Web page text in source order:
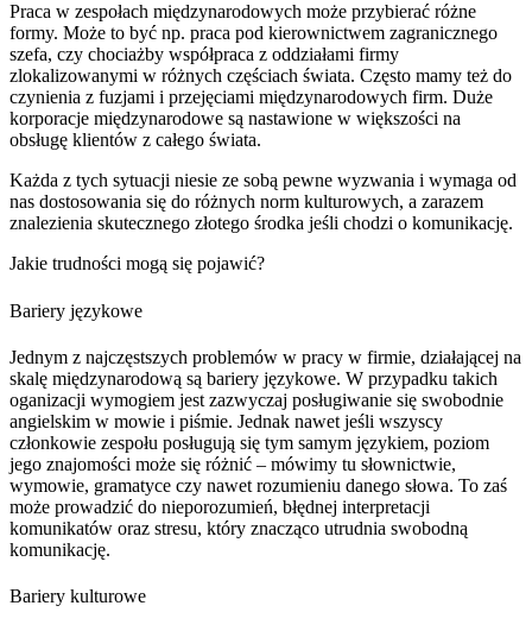
Praca w zespołach międzynarodowych może przybierać różne
formy. Może to być np. praca pod kierownictwem zagranicznego
szefa, czy chociażby współpraca z oddziałami firmy
zlokalizowanymi w różnych częściach świata. Często mamy też do
czynienia z fuzjami i przejęciami międzynarodowych firm. Duże
korporacje międzynarodowe są nastawione w większości na
obsługę klientów z całego świata.
Każda z tych sytuacji niesie ze sobą pewne wyzwania i wymaga od
nas dostosowania się do różnych norm kulturowych, a zarazem
znalezienia skutecznego złotego środka jeśli chodzi o komunikację.
Jakie trudności mogą się pojawić?
Bariery językowe
Jednym z najczęstszych problemów w pracy w firmie, działającej na
skalę międzynarodową są bariery językowe. W przypadku takich
oganizacji wymogiem jest zazwyczaj posługiwanie się swobodnie
angielskim w mowie i piśmie. Jednak nawet jeśli wszyscy
członkowie zespołu posługują się tym samym językiem, poziom
jego znajomości może się różnić – mówimy tu słownictwie,
wymowie, gramatyce czy nawet rozumieniu danego słowa. To zaś
może prowadzić do nieporozumień, błędnej interpretacji
komunikatów oraz stresu, który znacząco utrudnia swobodną
komunikację.
Bariery kulturowe